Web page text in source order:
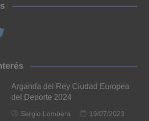
Arganda del Rey Ciudad Europea
del Deporte 2024
Sergio Lombera 19/07/2023